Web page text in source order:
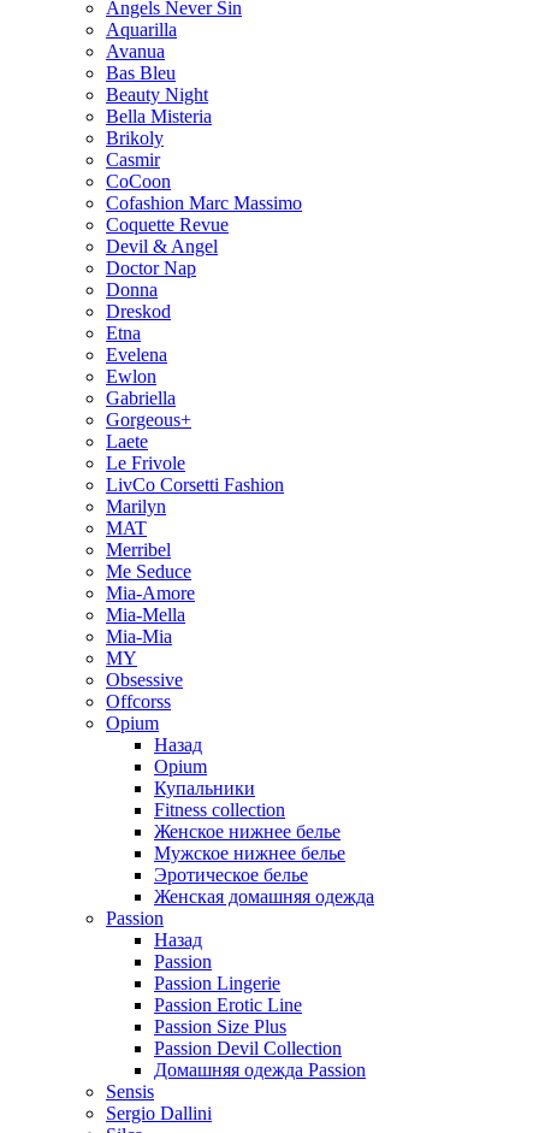
Angels Never Sin
Aquarilla
Avanua
Bas Bleu
Beauty Night
Bella Misteria
Brikoly
Casmir
CoCoon
Cofashion Marc Massimo
Coquette Revue
Devil & Angel
Doctor Nap
Donna
Dreskod
Etna
Evelena
Ewlon
Gabriella
Gorgeous+
Laete
Le Frivole
LivCo Corsetti Fashion
Marilyn
MAT
Merribel
Me Seduce
Mia-Amore
Mia-Mella
Mia-Mia
MY
Obsessive
Offcorss
Opium
Назад
Opium
Купальники
Fitness collection
Женское нижнее белье
Мужское нижнее белье
Эротическое белье
Женская домашняя одежда
Passion
Назад
Passion
Passion Lingerie
Passion Erotic Line
Passion Size Plus
Passion Devil Collection
Домашняя одежда Passion
Sensis
Sergio Dallini